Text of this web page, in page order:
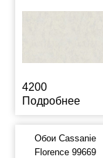
4200
Подробнее
Обои Cassanie
Florence 99669